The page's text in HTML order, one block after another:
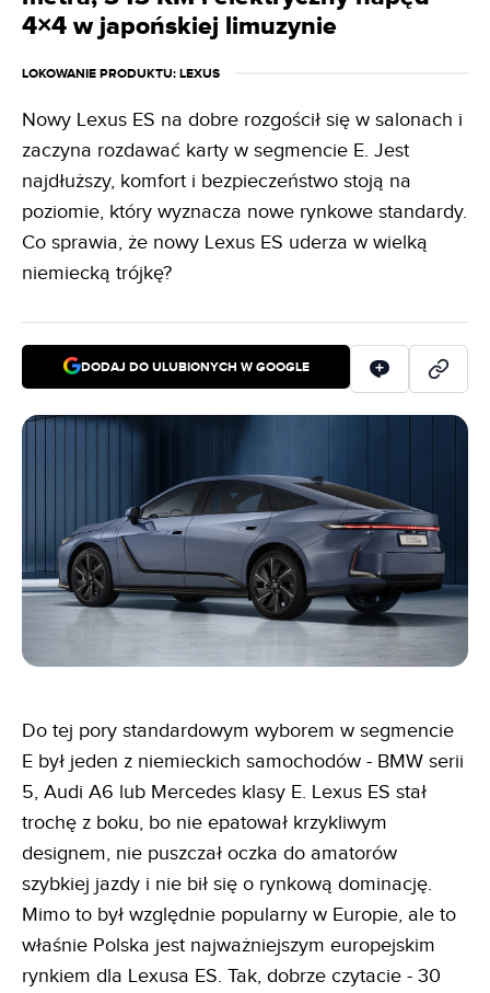
4×4 w japońskiej limuzynie
LOKOWANIE PRODUKTU: LEXUS
Nowy Lexus ES na dobre rozgościł się w salonach i
zaczyna rozdawać karty w segmencie E. Jest
najdłuższy, komfort i bezpieczeństwo stoją na
poziomie, który wyznacza nowe rynkowe standardy.
Co sprawia, że nowy Lexus ES uderza w wielką
niemiecką trójkę?
DODAJ DO ULUBIONYCH W GOOGLE
Do tej pory standardowym wyborem w segmencie
E był jeden z niemieckich samochodów - BMW serii
5, Audi A6 lub Mercedes klasy E. Lexus ES stał
trochę z boku, bo nie epatował krzykliwym
designem, nie puszczał oczka do amatorów
szybkiej jazdy i nie bił się o rynkową dominację.
Mimo to był względnie popularny w Europie, ale to
właśnie Polska jest najważniejszym europejskim
rynkiem dla Lexusa ES. Tak, dobrze czytacie - 30